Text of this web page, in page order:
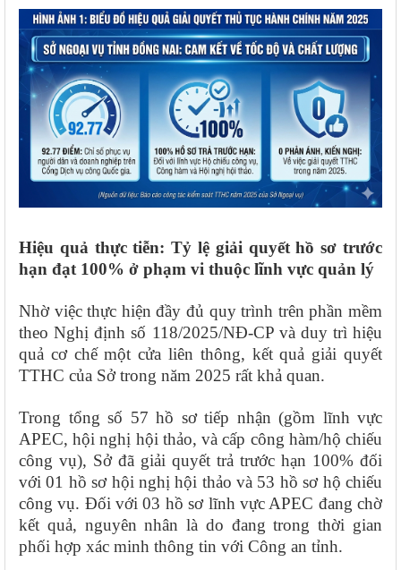
Hiệu quả thực tiễn: Tỷ lệ giải quyết hồ sơ trước
hạn đạt 100% ở phạm vi thuộc lĩnh vực quản lý
Nhờ việc thực hiện đầy đủ quy trình trên phần mềm
theo Nghị định số 118/2025/NĐ-CP và duy trì hiệu
quả cơ chế một cửa liên thông, kết quả giải quyết
TTHC của Sở trong năm 2025 rất khả quan.
Trong tổng số 57 hồ sơ tiếp nhận (gồm lĩnh vực
APEC, hội nghị hội thảo, và cấp công hàm/hộ chiếu
công vụ), Sở đã giải quyết trả trước hạn 100% đối
với 01 hồ sơ hội nghị hội thảo và 53 hồ sơ hộ chiếu
công vụ. Đối với 03 hồ sơ lĩnh vực APEC đang chờ
kết quả, nguyên nhân là do đang trong thời gian
phối hợp xác minh thông tin với Công an tỉnh.